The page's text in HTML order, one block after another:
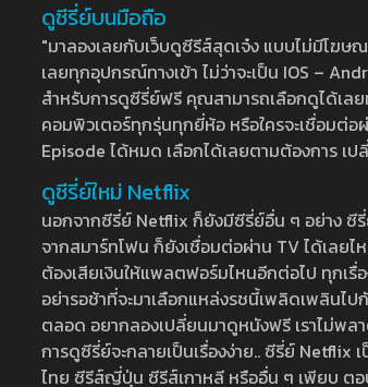
ดูซีรี่ย์บนมือถือ
"มาลองเลยกับเว็บดูซีรีส์สุดเจ๋ง แบบไม่มีโฆ
เลยทุกอุปกรณ์ทางเข้า ไม่ว่าจะเป็น IOS –
สำหรับการดูซีรี่ย์ฟรี คุณสามารถเลือกดูได้เล
คอมพิวเตอร์ทุกรุ่นทุกยี่ห้อ หรือใครจะเชื่อมต่
Episode ได้หมด เลือกได้เลยตามต้องการ เ
ดูซีรี่ย์ใหม่ Netflix
นอกจากซีรี่ย์ Netflix ก็ยังมีซีรี่ย์อื่น ๆ อย่าง ซี
จากสมาร์ทโฟน ก็ยังเชื่อมต่อผ่าน TV ได้เลย
ต้องเสียเงินให้แพลตฟอร์มไหนอีกต่อไป ทุกเรื่
อย่ารอช้าที่จะมาเลือกแหล่งรชนี้เพลิดเพลินไป
ตลอด อยากลองเปลี่ยนมาดูหนังฟรี เราไม่พล
การดูซีรี่ย์จะกลายเป็นเรื่องง่าย.. ซีรี่ย์
ไทย ซีรีส์ญี่ปุ่น ซีรีส์เกาหลี หรืออื่น ๆ เพียบ ตอ